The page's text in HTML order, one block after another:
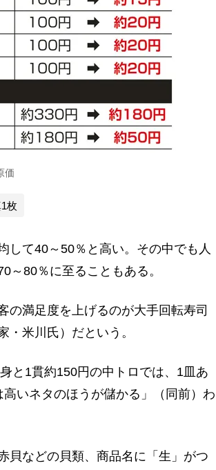
価
枚
て40～50％と高い。その中でも人
～80％に至ることもある。
満足度を上げるのが大手回転寿司
・米川氏）だという。
と1貫約150円の中トロでは、1皿あ
いネタのほうが儲かる」（同前）わ
などの貝類、商品名に「生」がつ